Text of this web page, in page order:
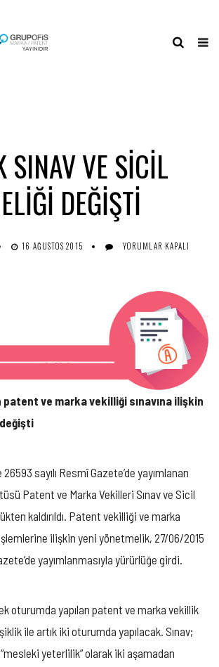
SINAV VE SICIL
DEĞİŞTİ
16 AĞUSTOS 2015
VEKILLIK
YÖNETMELİĞİ
DEĞİŞTİ
IÇIN
YORUMLAR KAPALI
patent ve marka vekilliği sınavına ilişkin
sayılı Resmî Gazete’de yayımlanan
Patent ve Marka Vekilleri Sınav ve Sicil
kaldırıldı. Patent vekilliği ve marka
ilişkin yeni yönetmelik, 27/06/2015
yayımlanmasıyla yürürlüğe girdi.
oturumda yapılan patent ve marka vekillik
ile artık iki oturumda yapılacak. Sınav;
yeterlilik” olarak iki aşamadan